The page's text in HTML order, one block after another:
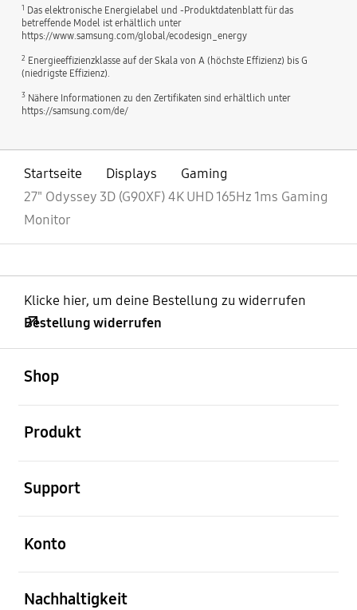
1 Das elektronische Energielabel und -Produktdatenblatt für das
betreffende Model ist erhältlich unter
https://www.samsung.com/global/ecodesign_energy
2 Energieeffizienzklasse auf der Skala von A (höchste Effizienz) bis G
(niedrigste Effizienz).
3 Nähere Informationen zu den Zertifikaten sind erhältlich unter
https://samsung.com/de/
Startseite Displays
Gaming
27" Odyssey 3D (G90XF) 4K UHD 165Hz 1ms Gaming
Monitor
Klicke hier, um deine Bestellung zu widerrufen
Bestellung widerrufen
Shop
Produkt
Support
Konto
Nachhaltigkeit